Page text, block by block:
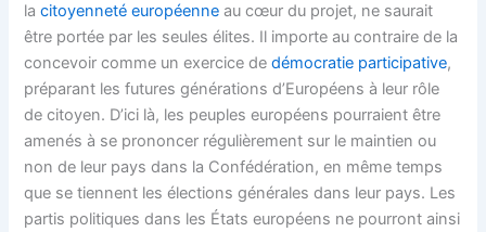
lacitoyenneté européenne au cœur du projet, ne saurait
être portée par les seules élites. Il importe au contraire de la
concevoir comme un exercice dedémocratie participative,
préparant les futures générations d’Européens à leur rôle
de citoyen. D’ici là, les peuples européens pourraient être
amenés à se prononcer régulièrement sur le maintien ou
non de leur pays dans la Confédération, en même temps
que se tiennent les élections générales dans leur pays. Les
partis politiques dans les États européens ne pourront ainsi